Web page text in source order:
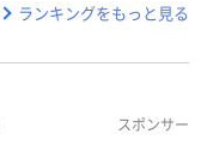
ランキングをもっと見る
スポンサー